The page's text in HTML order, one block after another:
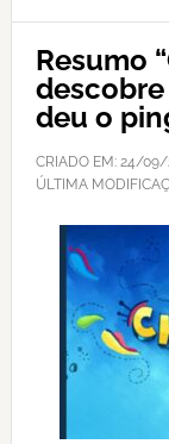
Resumo
deu o
CRIADO EM: 24/09/
ÚLTIMA